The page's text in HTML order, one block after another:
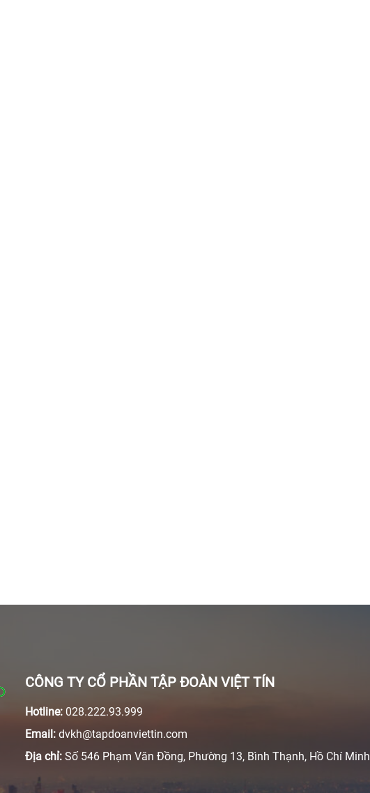
CÔNG TY CỔ PHẦN TẬP ĐOÀN VIỆT TÍN
Hotline:028.222.93.999
Email:dvkh@tapdoanviettin.com
Địa chỉ:Số 546 Phạm Văn Đồng, Phường 13, Bình Thạnh, Hồ Chí Minh